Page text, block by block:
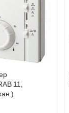
38 752
с
20-
11,